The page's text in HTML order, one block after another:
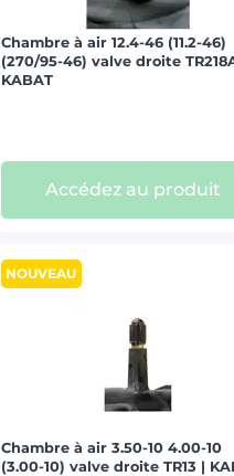
Chambre à air 12.4-46 (11.2-46)
(270/95-46) valve droite
KABAT
Accédez au produit
NOUVEAU
Chambre à air 3.50-10 4.00-10
(3.00-10) valve droite TR13 |